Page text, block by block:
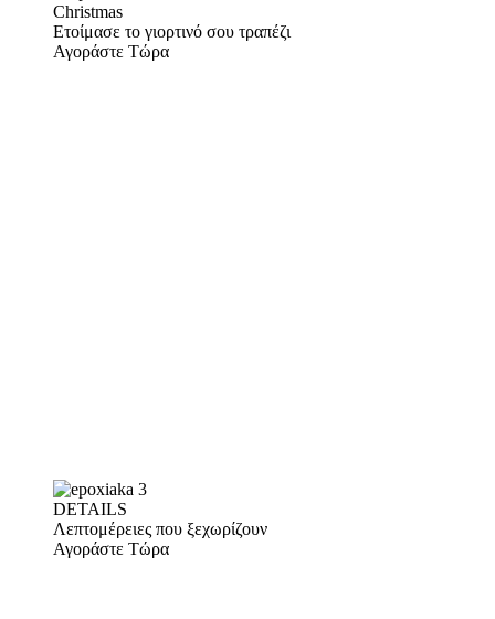
Christmas
Ετοίμασε το γιορτινό σου τραπέζι
Αγοράστε Τώρα
DETAILS
Λεπτομέρειες που ξεχωρίζουν
Αγοράστε Τώρα